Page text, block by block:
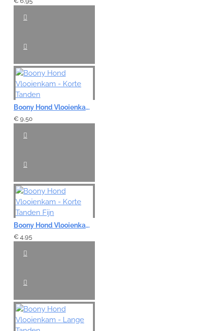
Boony Hond Vlooienkam - Korte Tanden
€ 9,50
Boony Hond Vlooienkam - Korte Tanden Fijn
€ 4,95